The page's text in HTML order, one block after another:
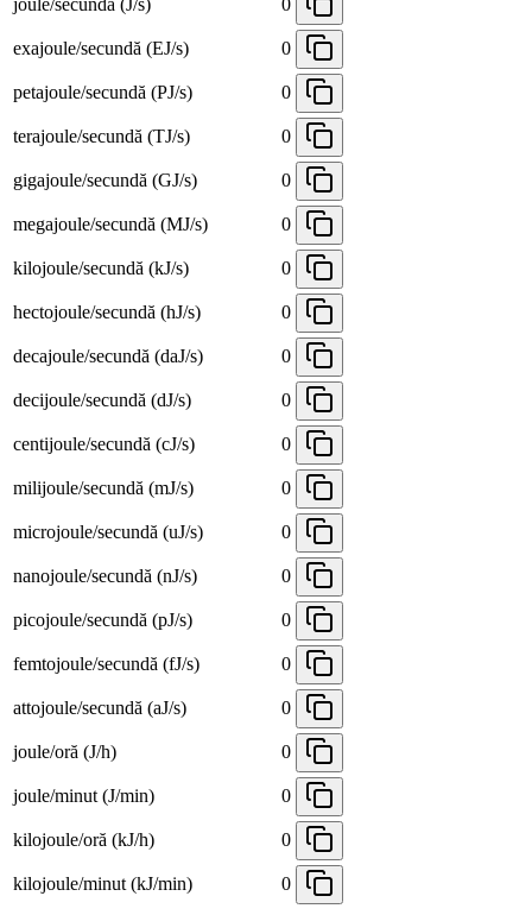
exajoule/secundă (EJ/s) 0
petajoule/secundă (PJ/s) 0
terajoule/secundă (TJ/s) 0
gigajoule/secundă (GJ/s) 0
megajoule/secundă (MJ/s) 0
kilojoule/secundă (kJ/s) 0
hectojoule/secundă (hJ/s) 0
decajoule/secundă (daJ/s) 0
decijoule/secundă (dJ/s) 0
centijoule/secundă (cJ/s) 0
milijoule/secundă (mJ/s) 0
microjoule/secundă (uJ/s) 0
nanojoule/secundă (nJ/s) 0
picojoule/secundă (pJ/s) 0
femtojoule/secundă (fJ/s) 0
attojoule/secundă (aJ/s) 0
joule/oră (J/h) 0
joule/minut (J/min) 0
kilojoule/oră (kJ/h) 0
kilojoule/minut (kJ/min) 0